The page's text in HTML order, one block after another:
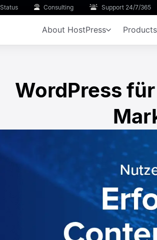
Status Consulting Support 24/7/365
About HostPress Products
WordPress